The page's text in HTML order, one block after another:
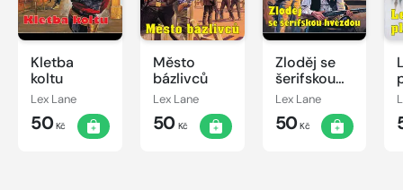
Kletba
koltu
Lex Lane
50Kč
Město
bázlivců
Lex Lane
50Kč
Zloděj se
šerifskou
hvězdou
Lex Lane
50Kč